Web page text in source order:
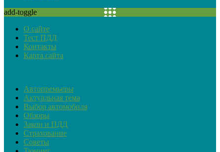
add-toggle
О сайте
Тест ПДД
Контакты
Карта сайта
Автопремьеры
Актуальная тема
Выбор автомобиля
Обзоры
Закон и ПДД
Страхование
Советы